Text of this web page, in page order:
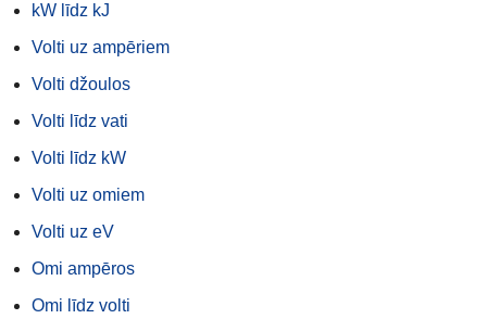
kW līdz kJ
Volti uz ampēriem
Volti džoulos
Volti līdz vati
Volti līdz kW
Volti uz omiem
Volti uz eV
Omi ampēros
Omi līdz volti